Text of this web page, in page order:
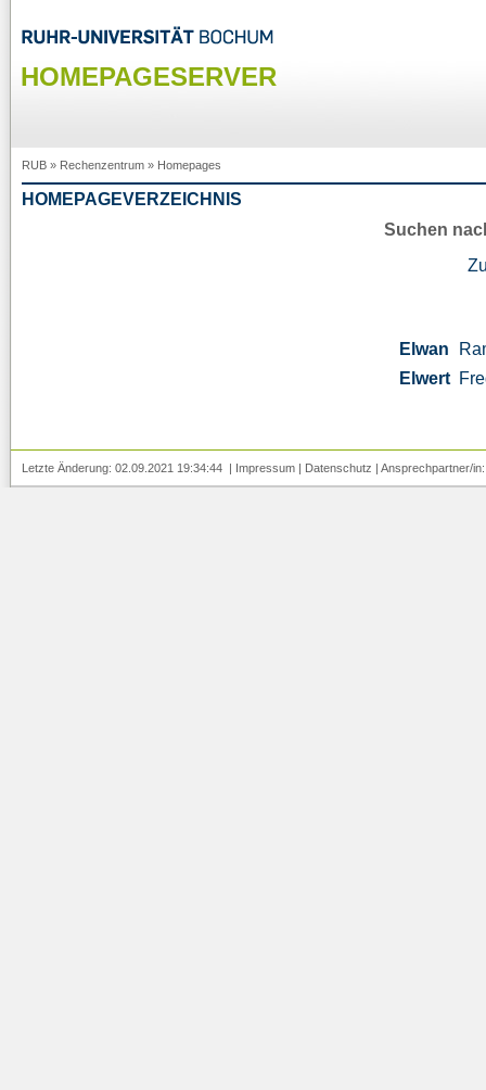
HOMEPAGESERVER
RUB » Rechenzentrum » Homepages
HOMEPAGEVERZEICHNIS
Suchen
Elwan
Elwert
Letzte Änderung: 02.09.2021 19:34:44 | Impressum | Datenschutz | Ansprechpartner/